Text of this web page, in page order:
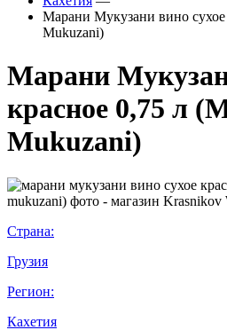
Марани Мукузани вино сухое
Mukuzani)
Марани
красное 0,75 л
Mukuzani)
Страна:
Грузия
Регион:
Кахетия